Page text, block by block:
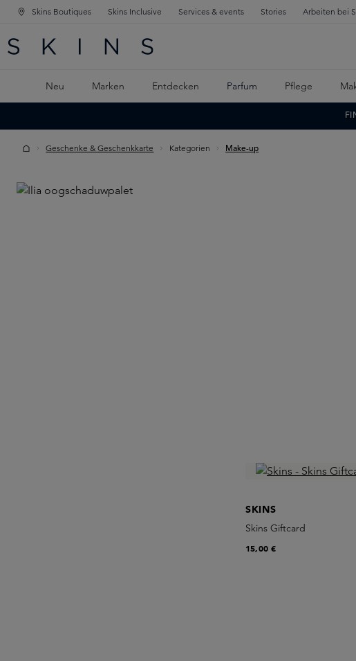
SPRINGEN
SPRINGEN
Skins Boutiques Skins Inclusive Services & events Stories Arbeiten bei
Neu Marken Entdecken Parfum Pflege
Geschenke & Geschenkkarte Kategorien Make-up
SKINS
Skins Giftcard
15,00 €